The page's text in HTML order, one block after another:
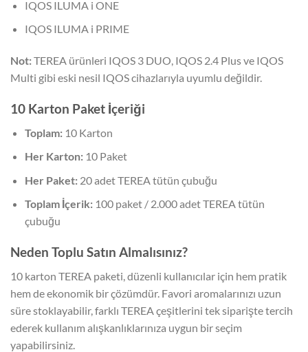
IQOS ILUMA i ONE
IQOS ILUMA i PRIME
Not:TEREA ürünleri IQOS 3 DUO, IQOS 2.4 Plus ve IQOS
Multi gibi eski nesil IQOS cihazlarıyla uyumlu değildir.
10 Karton Paket İçeriği
Toplam:10 Karton
Her Karton:10 Paket
Her Paket:20 adet TEREA tütün çubuğu
Toplam İçerik:100 paket / 2.000 adet TEREA tütün
çubuğu
Neden Toplu Satın Almalısınız?
10 karton TEREA paketi, düzenli kullanıcılar için hem pratik
hem de ekonomik bir çözümdür. Favori aromalarınızı uzun
süre stoklayabilir, farklı TEREA çeşitlerini tek siparişte tercih
ederek kullanım alışkanlıklarınıza uygun bir seçim
yapabilirsiniz.